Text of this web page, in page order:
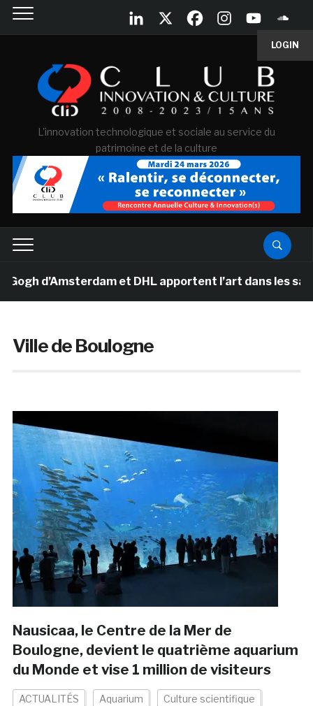
LOGIN
L'innovation technologique et sociale au service du
patrimoine et de la culture
d’Amsterdam et DHL apportent l’art dans les salles
Ville de Boulogne
Nausicaa, le Centre de la Mer de
Boulogne, devient le quatrième aquarium
du Monde et vise 1 million de visiteurs
ACTUALITÉS Aquarium Culture scientifique